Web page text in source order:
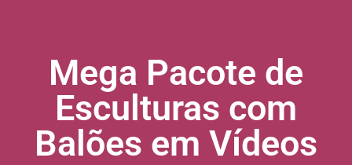
Mega Pacote de
Esculturas com
Balões em Vídeos